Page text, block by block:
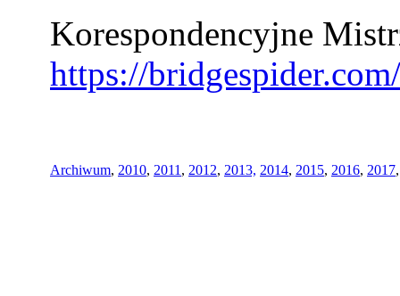
Korespondencyjne
https://
Archiwum, 2010, 2011 , 2012, 2013, 2014, 2015, 2016, 2017